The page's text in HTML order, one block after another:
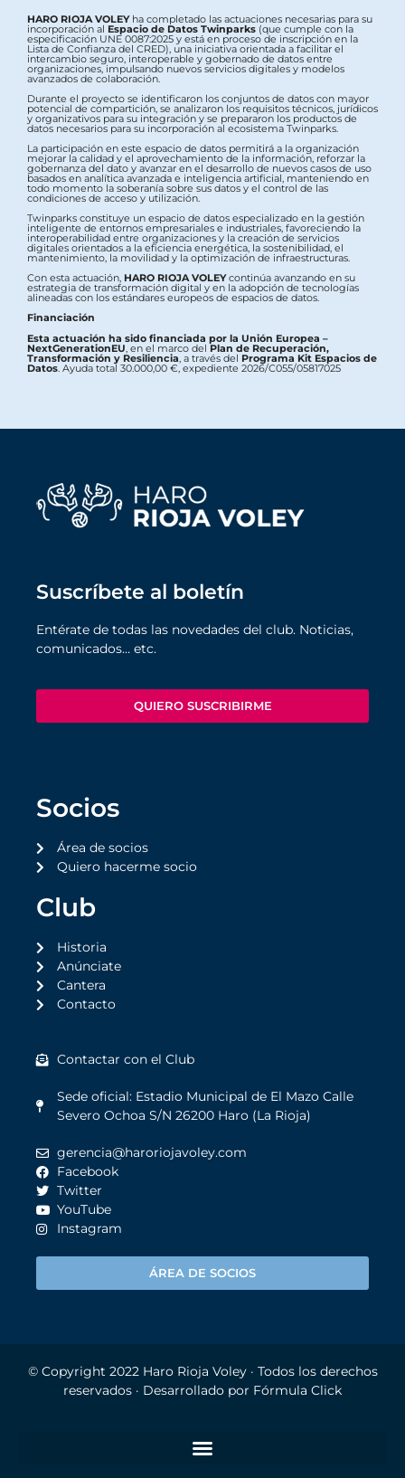
HARO RIOJA VOLEYha completado las actuaciones necesarias para su
incorporación al Espacio de Datos Twinparks (que cumple con la
especificación UNE 0087:2025 y está en proceso de inscripción en la
Lista de Confianza del CRED), una iniciativa orientada a facilitar el
intercambio seguro, interoperable y gobernado de datos entre
organizaciones, impulsando nuevos servicios digitales y modelos
avanzados de colaboración.
Durante el proyecto se identificaron los conjuntos de datos con mayor
potencial de compartición, se analizaron los requisitos técnicos, jurídicos
y organizativos para su integración y se prepararon los productos de
datos necesarios para su incorporación al ecosistema Twinparks.
La participación en este espacio de datos permitirá a la organización
mejorar la calidad y el aprovechamiento de la información, reforzar la
gobernanza del dato y avanzar en el desarrollo de nuevos casos de uso
basados en analítica avanzada e inteligencia artificial, manteniendo en
todo momento la soberanía sobre sus datos y el control de las
condiciones de acceso y utilización.
Twinparks constituye un espacio de datos especializado en la gestión
inteligente de entornos empresariales e industriales, favoreciendo la
interoperabilidad entre organizaciones y la creación de servicios
digitales orientados a la eficiencia energética, la sostenibilidad, el
mantenimiento, la movilidad y la optimización de infraestructuras.
Con esta actuación, HARO RIOJA VOLEYcontinúa avanzando en su
estrategia de transformación digital y en la adopción de tecnologías
alineadas con los estándares europeos de espacios de datos.
Financiación
Esta actuación ha sido financiada por la Unión Europea –
NextGenerationEU , en el marco delPlan de Recuperación,
Transformación y Resiliencia , a través del Programa Kit Espacios de
Datos . Ayuda total 30.000,00 €, expediente 2026/C055/05817025
Suscríbete al boletín
Entérate de todas las novedades del club. Noticias,
comunicados… etc.
QUIERO SUSCRIBIRME
Socios
Área de socios
Quiero hacerme socio
Club
Historia
Anúnciate
Cantera
Contacto
Contactar con el Club
Sede oficial: Estadio Municipal de El Mazo Calle
Severo Ochoa S/N 26200 Haro (La Rioja)
gerencia@haroriojavoley.com
Facebook
Twitter
YouTube
Instagram
ÁREA DE SOCIOS
© Copyright 2022 Haro Rioja Voley· Todos los derechos
reservados · Desarrollado por Fórmula Click